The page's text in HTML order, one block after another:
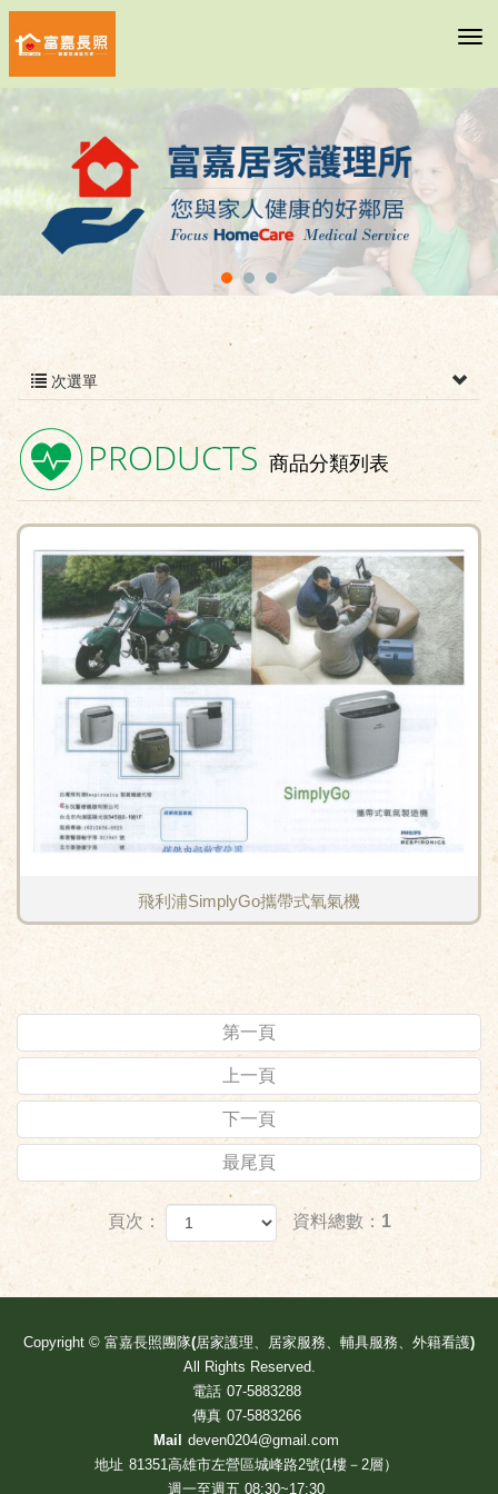
次選單
PRODUCTS 商品分類列表
飛利浦SimplyGo攜帶式氧氣機
第一頁
上一頁
下一頁
最尾頁
頁次： 資料總數：1
Copyright © 富嘉長照團隊(居家護理、居家服務、輔具服務、外籍看護)
All Rights Reserved.
電話 07-5883288
傳真 07-5883266
Mail
deven0204@gmail.com
地址 81351高雄市左營區城峰路2號(1樓－2層）
週一至週五 08:30~17:30